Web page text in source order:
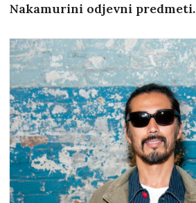
Nakamurini odjevni predmeti.